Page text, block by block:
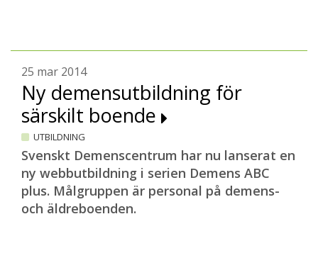
25 mar 2014
Ny demensutbildning för
särskilt boende
UTBILDNING
Svenskt Demenscentrum har nu lanserat en
ny webbutbildning i serien Demens ABC
plus. Målgruppen är personal på demens-
och äldreboenden.